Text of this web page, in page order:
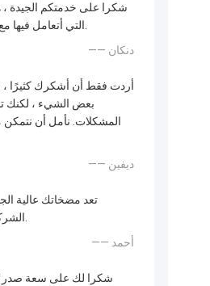
شكرا على خدمتكم الجيدة ،
التي أتعامل فيها مع شركة دولية بنفسي.
—— دنكان
أردت فقط أن أشكرك كثيرًا ،
بعض الشيء ، لكنك
المشكلات. نأمل أن
—— ديفين
تعد مضخاتك عالية
الشركات المصنعة الأخرى.
—— أحمد
شكرا لك على سعة